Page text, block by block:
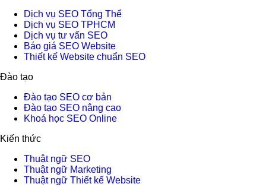
Dịch vụ SEO Tổng Thể
Dịch vụ SEO TPHCM
Dịch vụ tư vấn SEO
Báo giá SEO Website
Thiết kế Website chuẩn SEO
Đào tạo
Đào tạo SEO cơ bản
Đào tạo SEO nâng cao
Khoá học SEO Online
Kiến thức
Thuật ngữ SEO
Thuật ngữ Marketing
Thuật ngữ Thiết kế Website